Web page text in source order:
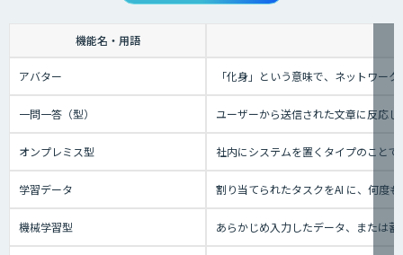
機能名・用語
アバター 「化身」という意味で、ネットワー
一問一答（型） ユーザーから送信された文章に反応
オンプレミス型 社内にシステムを置くタイプのこと
学習データ 割り当てられたタスクをAI に、何度
機械学習型 あらかじめ入力したデータ、または